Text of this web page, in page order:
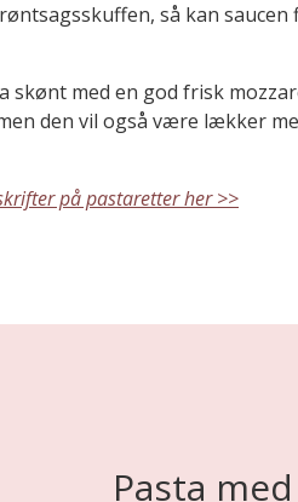
så kan saucen
skønt med en god frisk
den vil også være lækker
på pastaretter her >>
Pasta